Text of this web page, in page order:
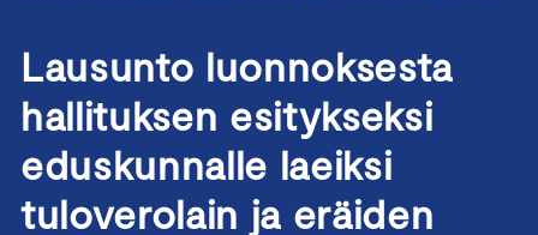
Lausunto luonnoksesta
hallituksen esitykseksi
eduskunnalle laeiksi
tuloverolain ja eräiden